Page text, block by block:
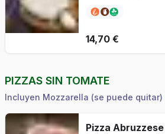
14,70 €
PIZZAS SIN TOMATE
Incluyen Mozzarella (se puede quitar)
Pizza Abruzzese